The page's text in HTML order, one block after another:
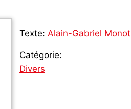
Texte: Alain-Gabriel Monot
Catégorie:
Divers